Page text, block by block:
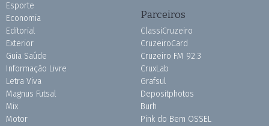
Esporte
Economia
Editorial
Exterior
Guia Saúde
Informação Livre
Letra Viva
Magnus Futsal
Mix
Motor
Parceiros
ClassiCruzeiro
CruzeiroCard
Cruzeiro FM 92.3
CruxLab
Grafsul
Depositphotos
Burh
Pink do Bem OSSEL